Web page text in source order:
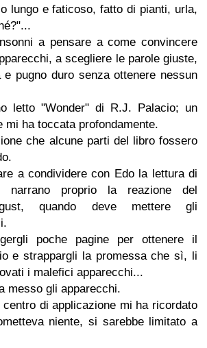
lungo e faticoso, fatto di pianti, urla,
a pensare a come convincere
a scegliere le parole giuste,
pugno duro senza ottenere nessun
letto "Wonder" di R.J. Palacio; un
mi ha toccata profondamente.
che alcune parti del libro fossero
a condividere con Edo la lettura di
narrano proprio la reazione del
quando deve mettere gli
poche pagine per ottenere il
e strappargli la promessa che sì, li
i malefici apparecchi...
messo gli apparecchi.
di applicazione mi ha ricordato
niente, si sarebbe limitato a